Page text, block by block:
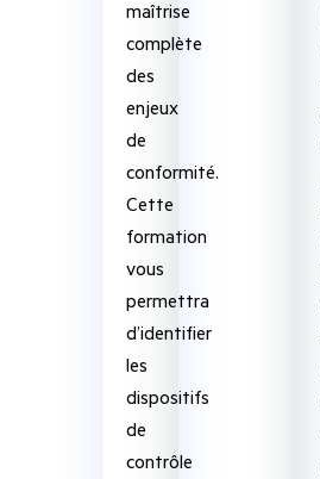
maîtrise
complète
des
enjeux
de
conformité.
Cette
formation
vous
permettra
d’identifier
les
dispositifs
de
contrôle